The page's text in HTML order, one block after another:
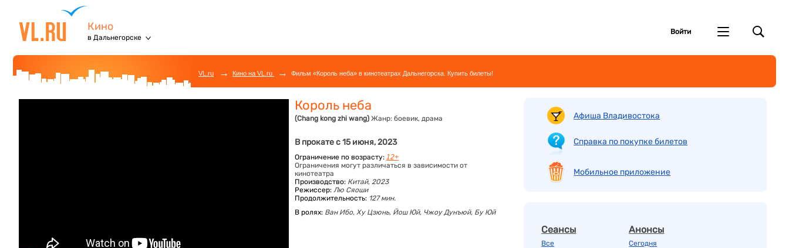
Кино
в Дальнегорске
Войти
VL.ru → Кино на VL.ru → Фильм «Король неба» в кинотеатрах Дальнегорска. Купить билеты!
Король неба
(Chang kong zhi wang) Жанр: боевик, драма
В прокате с 15 июня, 2023
Ограничение по возрасту: 12+
Ограничения могут различаться в зависимости от
кинотеатра
Производство: Китай, 2023
Режиссер: Лю Сяоши
Продолжительность: 127 мин.
В ролях: Ван Ибо, Ху Цзюнь, Йош Юй, Чжоу Дунъюй, Бу Юй
Афиша Владивостока
Справка по покупке билетов
Мобильное приложение
Сеансы
Все
Анонсы
Сегодня